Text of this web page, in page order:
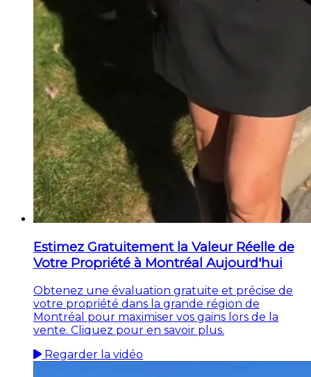
Estimez Gratuitement la Valeur Réelle de
Votre Propriété à Montréal Aujourd'hui
Obtenez une évaluation gratuite et précise de
votre propriété dans la grande région de
Montréal pour maximiser vos gains lors de la
vente. Cliquez pour en savoir plus.
Regarder la vidéo